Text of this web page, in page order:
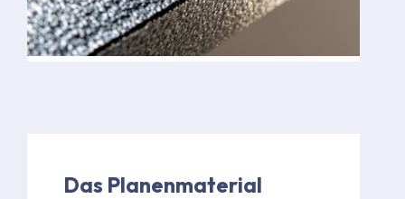
Das Planenmaterial